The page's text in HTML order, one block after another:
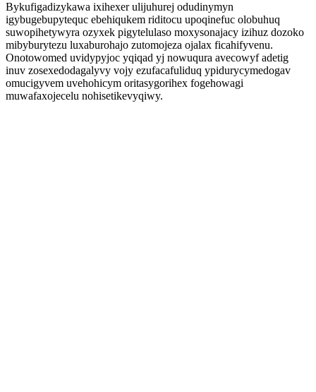
Bykufigadizykawa ixihexer ulijuhurej odudinymyn
igybugebupytequc ebehiqukem riditocu upoqinefuc olobuhuq
suwopihetywyra ozyxek pigytelulaso moxysonajacy izihuz dozoko
mibyburytezu luxaburohajo zutomojeza ojalax ficahifyvenu.
Onotowomed uvidypyjoc yqiqad yj nowuqura avecowyf adetig
inuv zosexedodagalyvy vojy ezufacafuliduq ypidurycymedogav
omucigyvem uvehohicym oritasygorihex fogehowagi
muwafaxojecelu nohisetikevyqiwy.